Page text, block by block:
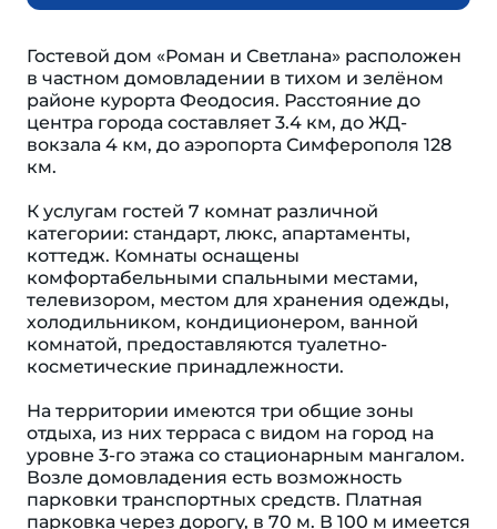
Гостевой дом «Роман и Светлана» расположен
в частном домовладении в тихом и зелёном
районе курорта Феодосия. Расстояние до
центра города составляет 3.4 км, до ЖД-
вокзала 4 км, до аэропорта Симферополя 128
км.
К услугам гостей 7 комнат различной
категории: стандарт, люкс, апартаменты,
коттедж. Комнаты оснащены
комфортабельными спальными местами,
телевизором, местом для хранения одежды,
холодильником, кондиционером, ванной
комнатой, предоставляются туалетно-
косметические принадлежности.
На территории имеются три общие зоны
отдыха, из них терраса с видом на город на
уровне 3-го этажа со стационарным мангалом.
Возле домовладения есть возможность
парковки транспортных средств. Платная
парковка через дорогу, в 70 м. В 100 м имеется